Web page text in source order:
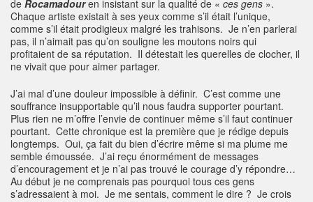
de Rocamadouren insistant sur la qualité de « ces gens ».
Chaque artiste existait à ses yeux comme s’il était l’unique,
comme s’il était prodigieux malgré les trahisons. Je n’en parlerai
pas, il n’aimait pas qu’on souligne les moutons noirs qui
profitaient de sa réputation. Il détestait les querelles de clocher, il
ne vivait que pour aimer partager.
J’ai mal d’une douleur impossible à définir. C’est comme une
souffrance insupportable qu’il nous faudra supporter pourtant.
Plus rien ne m’offre l’envie de continuer même s’il faut continuer
pourtant. Cette chronique est la première que je rédige depuis
longtemps. Oui, ça fait du bien d’écrire même si ma plume me
semble émoussée. J’ai reçu énormément de messages
d’encouragement et je n’ai pas trouvé le courage d’y répondre…
Au début je ne comprenais pas pourquoi tous ces gens
s’adressaient à moi. Je me sentais, comment le dire ? Je crois